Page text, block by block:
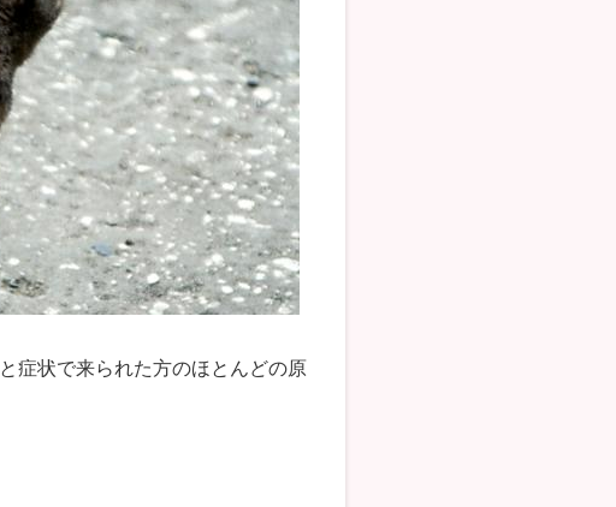
と症状で来られた方のほとんどの原